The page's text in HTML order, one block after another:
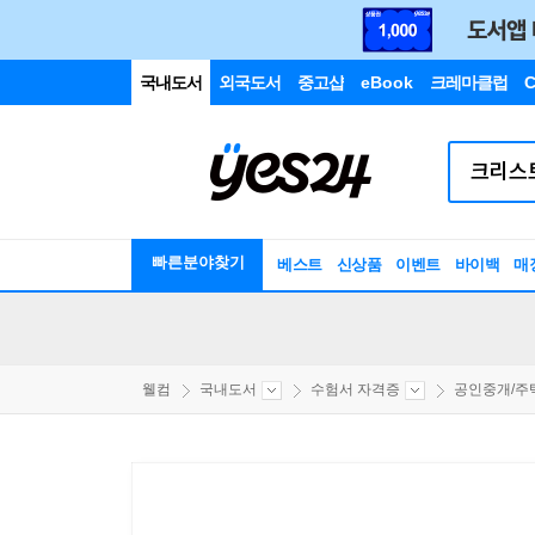
국내도서 외국도서 중고샵 eBook 크레마클럽
빠른분야찾기 베스트 신상품 이벤트 바이백 매
웰컴 국내도서 수험서 자격증 공인중개/주